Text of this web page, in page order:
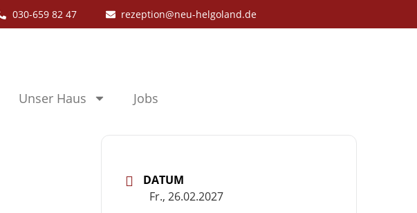
030-659 82 47 rezeption@neu-helgoland.de
Unser Haus Jobs
DATUM
Fr., 26.02.2027